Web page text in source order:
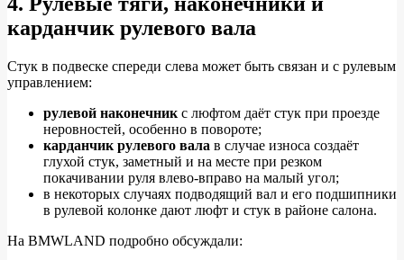
карданчик рулевого вала
Стук в подвеске спереди слева может быть связан и с рулевым
управлением:
рулевой наконечник с люфтом даёт стук при проезде
неровностей, особенно в повороте;
карданчик рулевого вала в случае износа создаёт
глухой стук, заметный и на месте при резком
покачивании руля влево‑вправо на малый угол;
в некоторых случаях подводящий вал и его подшипники
в рулевой колонке дают люфт и стук в районе салона.
На BMWLAND подробно обсуждали: